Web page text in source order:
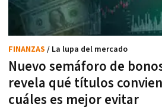
Nuevo semáforo de
revela qué títulos
cuáles es mejor evitar
FINANZAS / La lupa del mercado